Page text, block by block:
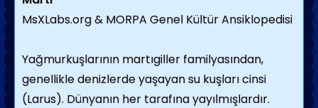
MsXLabs.org & MORPA Genel Kültür Ansiklopedisi
Yağmurkuşlarının martıgiller familyasından,
genellikle denizlerde yaşayan su kuşları cinsi
(Larus). Dünyanın her tarafına yayılmışlardır.